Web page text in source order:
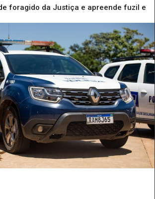
foragido da Justiça e apreende fuzil e